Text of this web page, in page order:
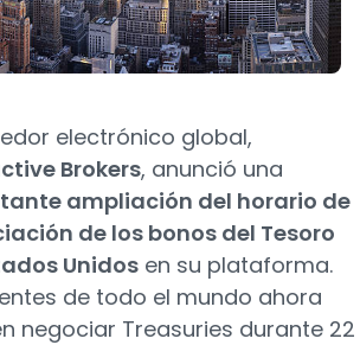
electrónico global,
Brokers, anunció una
ampliación del horario de
de los bonos del Tesoro
Unidos en su plataforma.
de todo el mundo ahora
negociar Treasuries durante 22